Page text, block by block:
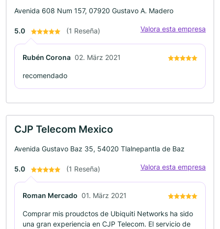
Avenida 608 Num 157, 07920 Gustavo A. Madero
5.0 (1 Reseña) Valora esta empresa
Rubén Corona 02. März 2021
recomendado
CJP Telecom Mexico
Avenida Gustavo Baz 35, 54020 Tlalnepantla de Baz
5.0 (1 Reseña) Valora esta empresa
Roman Mercado 01. März 2021
Comprar mis proudctos de Ubiquiti Networks ha sido
una gran experiencia en CJP Telecom. El servicio de